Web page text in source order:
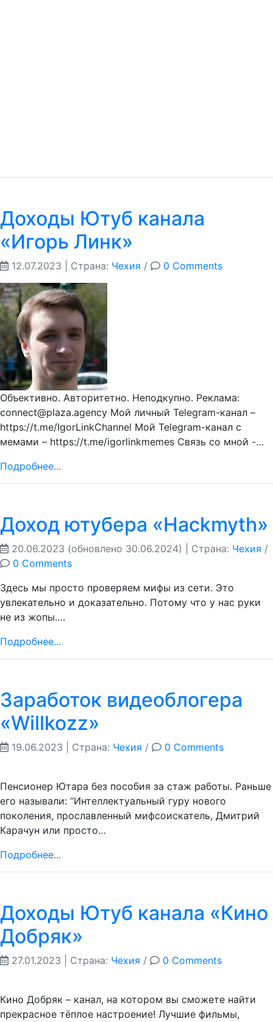
Доходы Ютуб канала
«Игорь Линк»
12.07.2023 | Страна: Чехия / 0 Comments
Объективно. Авторитетно. Неподкупно. Реклама:
connect@plaza.agency Мой личный Telegram-канал –
https://t.me/IgorLinkChannel Мой Telegram-канал с
мемами – https://t.me/igorlinkmemes Связь со мной -…
Подробнее...
Доход ютубера «Hackmyth»
20.06.2023 (обновлено 30.06.2024) | Страна: Чехия /
0 Comments
Здесь мы просто проверяем мифы из сети. Это
увлекательно и доказательно. Потому что у нас руки
не из жопы….
Подробнее...
Заработок видеоблогера
«Willkozz»
19.06.2023 | Страна: Чехия / 0 Comments
Пенсионер Ютара без пособия за стаж работы. Раньше
его называли: “Интеллектуальный гуру нового
поколения, прославленный мифсоискатель, Дмитрий
Карачун или просто…
Подробнее...
Доходы Ютуб канала «Кино
Добряк»
27.01.2023 | Страна: Чехия / 0 Comments
Кино Добряк – канал, на котором вы сможете найти
прекрасное тёплое настроение! Лучшие фильмы,